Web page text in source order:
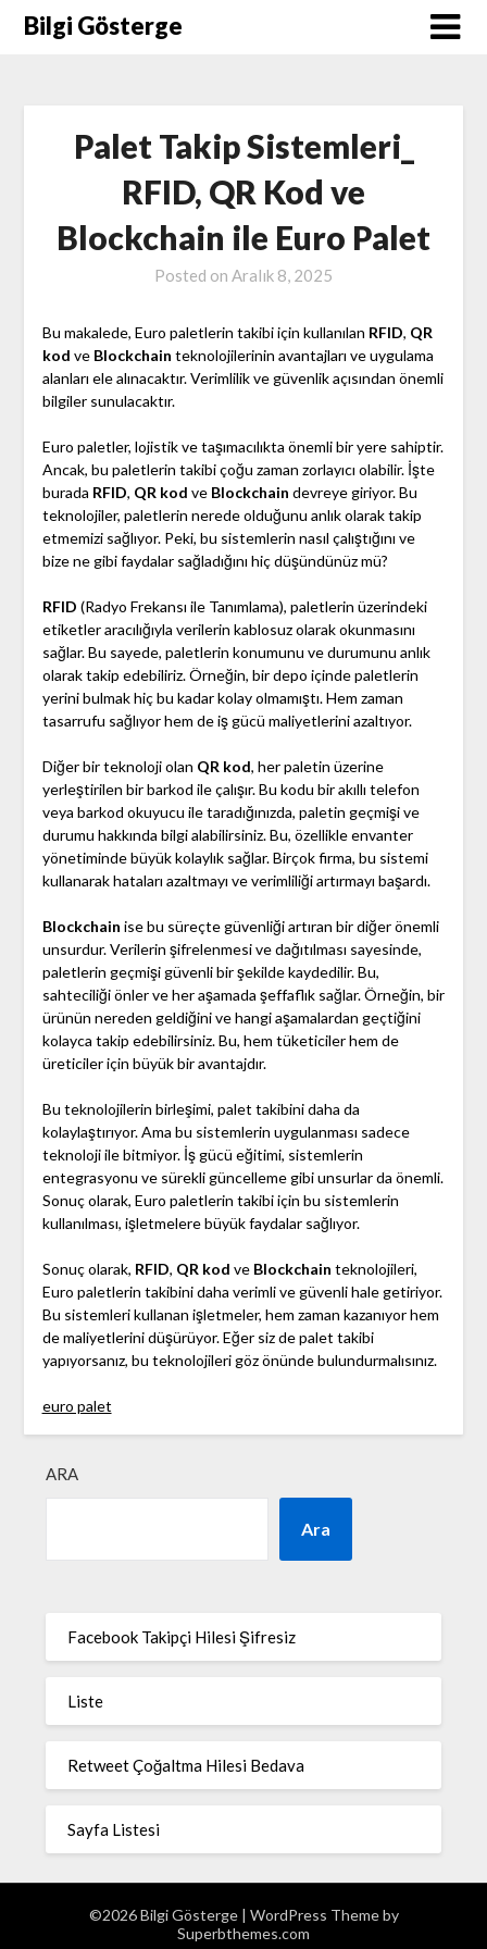
SkipBilgi Gösterge
Palet Takip Sistemleri_
RFID, QR Kod ve
Blockchain ile Euro Palet
Posted on Aralık 8, 2025
Bu makalede, Euro paletlerin takibi için kullanılan RFID, QR
kod ve Blockchain teknolojilerinin avantajları ve uygulama
alanları ele alınacaktır. Verimlilik ve güvenlik açısından önemli
bilgiler sunulacaktır.
Euro paletler, lojistik ve taşımacılıkta önemli bir yere sahiptir.
Ancak, bu paletlerin takibi çoğu zaman zorlayıcı olabilir. İşte
burada RFID, QR kod ve Blockchain devreye giriyor. Bu
teknolojiler, paletlerin nerede olduğunu anlık olarak takip
etmemizi sağlıyor. Peki, bu sistemlerin nasıl çalıştığını ve
bize ne gibi faydalar sağladığını hiç düşündünüz mü?
RFID (Radyo Frekansı ile Tanımlama), paletlerin üzerindeki
etiketler aracılığıyla verilerin kablosuz olarak okunmasını
sağlar. Bu sayede, paletlerin konumunu ve durumunu anlık
olarak takip edebiliriz. Örneğin, bir depo içinde paletlerin
yerini bulmak hiç bu kadar kolay olmamıştı. Hem zaman
tasarrufu sağlıyor hem de iş gücü maliyetlerini azaltıyor.
Diğer bir teknoloji olan QR kod, her paletin üzerine
yerleştirilen bir barkod ile çalışır. Bu kodu bir akıllı telefon
veya barkod okuyucu ile taradığınızda, paletin geçmişi ve
durumu hakkında bilgi alabilirsiniz. Bu, özellikle envanter
yönetiminde büyük kolaylık sağlar. Birçok firma, bu sistemi
kullanarak hataları azaltmayı ve verimliliği artırmayı başardı.
Blockchain ise bu süreçte güvenliği artıran bir diğer önemli
unsurdur. Verilerin şifrelenmesi ve dağıtılması sayesinde,
paletlerin geçmişi güvenli bir şekilde kaydedilir. Bu,
sahteciliği önler ve her aşamada şeffaflık sağlar. Örneğin, bir
ürünün nereden geldiğini ve hangi aşamalardan geçtiğini
kolayca takip edebilirsiniz. Bu, hem tüketiciler hem de
üreticiler için büyük bir avantajdır.
Bu teknolojilerin birleşimi, palet takibini daha da
kolaylaştırıyor. Ama bu sistemlerin uygulanması sadece
teknoloji ile bitmiyor. İş gücü eğitimi, sistemlerin
entegrasyonu ve sürekli güncelleme gibi unsurlar da önemli.
Sonuç olarak, Euro paletlerin takibi için bu sistemlerin
kullanılması, işletmelere büyük faydalar sağlıyor.
Sonuç olarak, RFID, QR kod ve Blockchain teknolojileri,
Euro paletlerin takibini daha verimli ve güvenli hale getiriyor.
Bu sistemleri kullanan işletmeler, hem zaman kazanıyor hem
de maliyetlerini düşürüyor. Eğer siz de palet takibi
yapıyorsanız, bu teknolojileri göz önünde bulundurmalısınız.
euro palet
ARA
Ara
Facebook Takipçi Hilesi Şifresiz
Liste
Retweet Çoğaltma Hilesi Bedava
Sayfa Listesi
©2026 Bilgi Gösterge | WordPress Theme by
Superbthemes.com